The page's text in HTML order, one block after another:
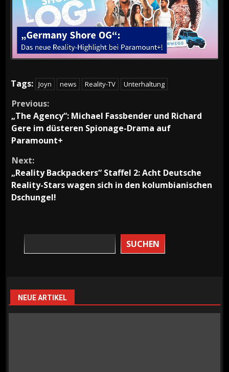
Tags: Joyn news Reality-TV Unterhaltung
Continue
Reading
Previous:
„The Agency“: Michael Fassbender und Richard
Gere im düsteren Spionage-Drama auf
Paramount+
Next:
„Reality Backpackers“ Staffel 2: Acht Deutsche
Reality-Stars wagen sich in den kolumbianischen
Dschungel!
SUCHEN
NEUE ARTIKEL